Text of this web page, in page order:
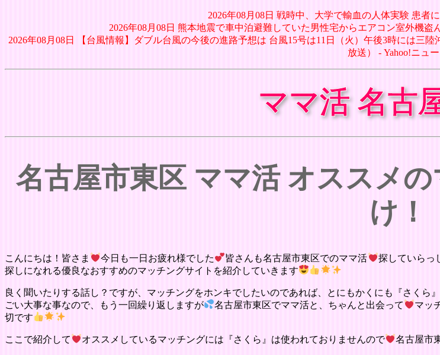
2026年08月08日 戦時中、大学で輸血の人体実験 患者
2026年08月08日 熊本地震で車中泊避難していた男性宅からエアコン室外機
2026年08月08日 【台風情報】ダブル台風の今後の進路予想は 台風15号は11日（火）午後3時には三
放送） - Yahoo!ニュ
ママ活 名古
名古屋市東区 ママ活 オススメ
け！
こんにちは！皆さま 今日も一日お疲れ様でした 皆さんも名古屋市東区でのママ活 探していらっ
探しになれる優良なおすすめのマッチングサイトを紹介していきます
良く聞いたりする話し？ですが、マッチングをホンキでしたいのであれば、とにもかくにも『さくら
ごい大事な事なので、もう一回繰り返しますが
名古屋市東区でママ活と、ちゃんと出会って マッ
切です
ここで紹介して オススメしているマッチングには『さくら』は使われておりませんので 名古屋市